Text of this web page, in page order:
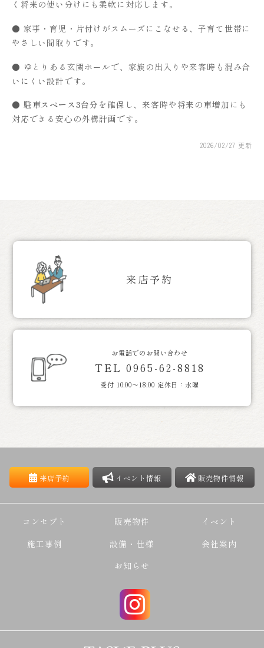
く将来の使い分けにも柔軟に対応します。
● 家事・育児・片付けがスムーズにこなせる、子育て世帯に
やさしい間取りです。
● ゆとりある玄関ホールで、家族の出入りや来客時も混み合
いにくい設計です。
● 駐車スペース3台分 を確保し、来客時や将来の車増加にも
対応できる安心の外構計画です。
2026/02/27 更新
来店予約
お電話でのお問い合わせ
TEL 0965-62-8818
受付 10:00～18:00 定休日：水曜
来店予約 イベント情報 販売物件情報
コンセプト 販売物件
イベント
施工事例
設備・仕様
会社案内
お知らせ